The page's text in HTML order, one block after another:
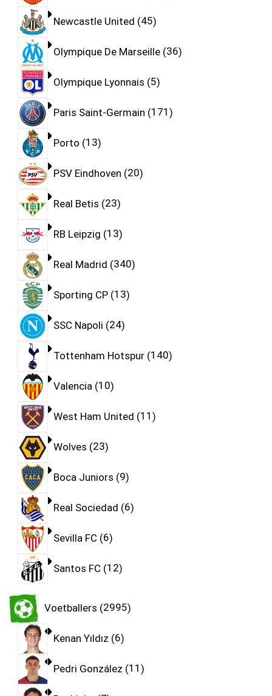
Newcastle United 45
Olympique De Marseille 36
Olympique Lyonnais 5
Paris Saint-Germain 171
Porto 13
PSV Eindhoven 20
Real Betis 23
RB Leipzig 13
Real Madrid 340
Sporting CP 13
SSC Napoli 24
Tottenham Hotspur 140
Valencia 10
West Ham United 11
Wolves 23
Boca Juniors 9
Real Sociedad 6
Sevilla FC 6
Santos FC 12
Voetballers 2995
Kenan Yıldız 6
Pedri González 11